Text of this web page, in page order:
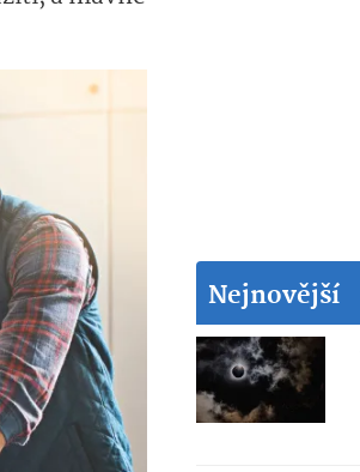
Nejnovější